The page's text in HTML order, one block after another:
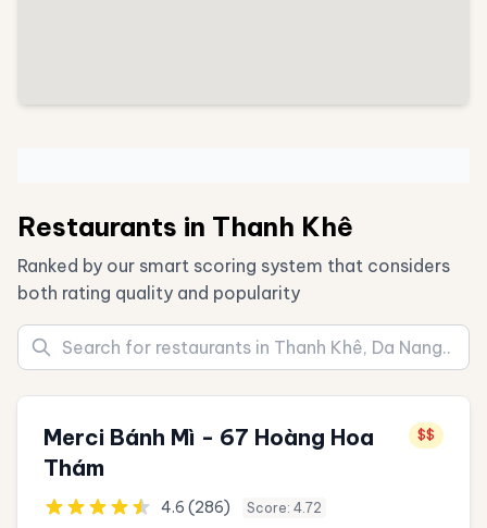
Restaurants in Thanh Khê
Ranked by our smart scoring system that considers
both rating quality and popularity
Merci Bánh Mì - 67 Hoàng Hoa
Thám
$$
4.6 (286) Score: 4.72